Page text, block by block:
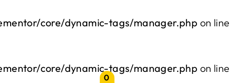
core/dynamic-tags/manager.php on line
core/dynamic-tags/manager.php on line
0